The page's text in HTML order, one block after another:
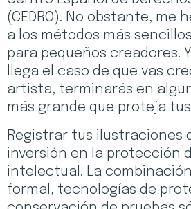
(CEDRO). No obstante, me
a los métodos más
para pequeños creadores.
llega el caso de que vas
artista, terminarás en
más grande que proteja
Registrar tus ilustraciones
inversión en la protección
intelectual. La
formal, tecnologías de